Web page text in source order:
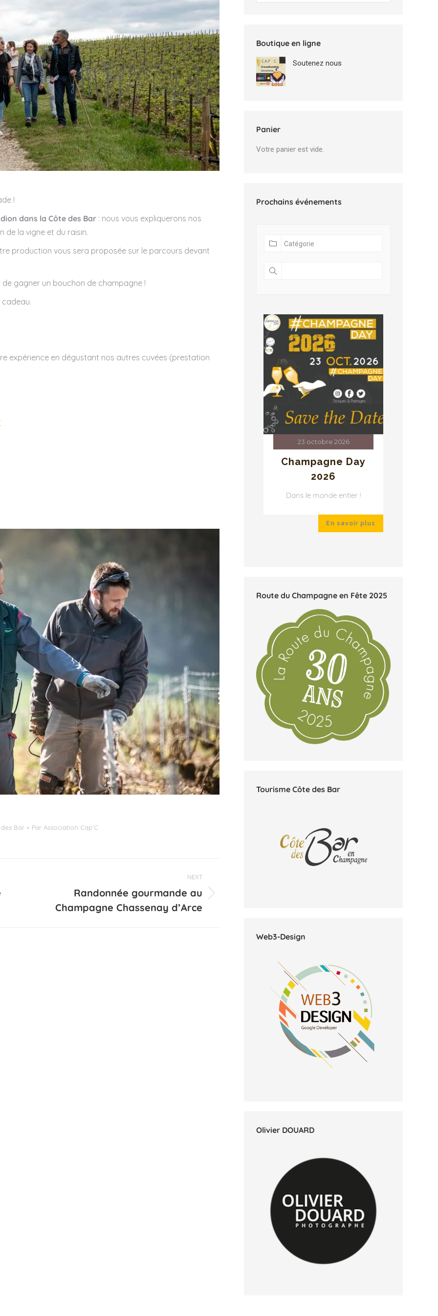
!
dans la Côte des Bar : nous vous expliquerons nos
de la vigne et du raisin.
production vous sera proposée sur le parcours devant
gagner un bouchon de champagne !
expérience en dégustant nos autres cuvées (prestation
Bar Par Association Cap'C
NEXT
similaires
Randonnée gourmande au
Champagne Chassenay d’Arce
Boutique en ligne
Soutenez nous
Panier
Votre panier est vide.
Prochains événements
23 octobre 2026
Champagne Day
2026
Dans le monde entier !
En savoir plus
Route du Champagne en Fête 2025
Tourisme Côte des Bar
Web3-Design
Olivier DOUARD